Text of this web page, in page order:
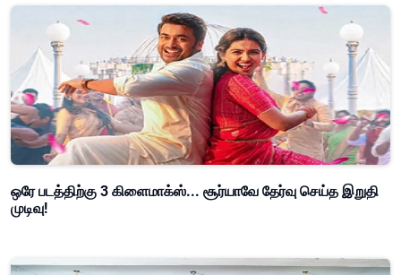
ஒரே படத்திற்கு 3 கிளைமாக்ஸ்... சூர்யாவே தேர்வு செய்த இறுதி
முடிவு!